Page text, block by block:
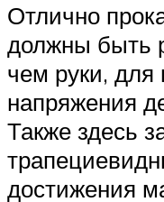
Отлично
должны быть
чем руки, для
напряжения
Также здесь
достижения